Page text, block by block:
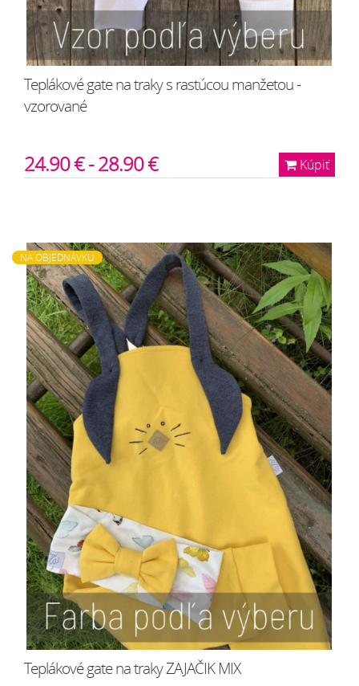
Teplákové gate na traky s rastúcou manžetou -
vzorované
Kúpiť
24.90 € - 28.90 €
NA OBJEDNÁVKU
Teplákové gate na traky ZAJAČIK MIX